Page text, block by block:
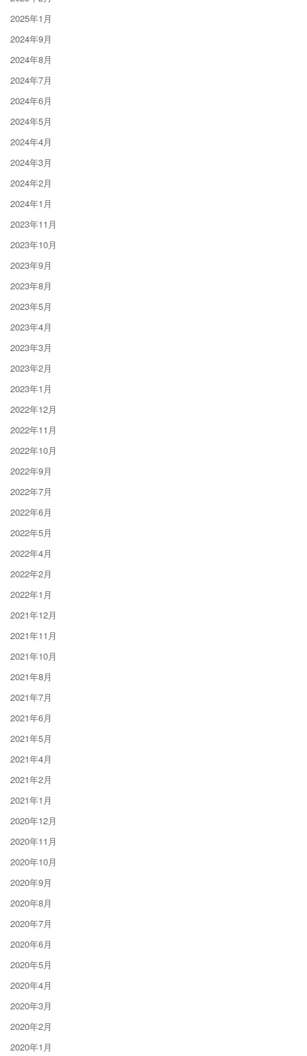
2025年1月
2024年9月
2024年8月
2024年7月
2024年6月
2024年5月
2024年4月
2024年3月
2024年2月
2024年1月
2023年11月
2023年10月
2023年9月
2023年8月
2023年5月
2023年4月
2023年3月
2023年2月
2023年1月
2022年12月
2022年11月
2022年10月
2022年9月
2022年7月
2022年6月
2022年5月
2022年4月
2022年2月
2022年1月
2021年12月
2021年11月
2021年10月
2021年8月
2021年7月
2021年6月
2021年5月
2021年4月
2021年2月
2021年1月
2020年12月
2020年11月
2020年10月
2020年9月
2020年8月
2020年7月
2020年6月
2020年5月
2020年4月
2020年3月
2020年2月
2020年1月